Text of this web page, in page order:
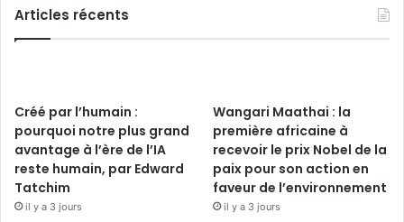
Articles récents
Créé par l’humain :
pourquoi notre plus grand
avantage à l’ère de l’IA
reste humain, par Edward
Tatchim
il y a 3 jours
Wangari Maathai : la
première africaine à
recevoir le prix Nobel de la
paix pour son action en
faveur de l’environnement
il y a 3 jours